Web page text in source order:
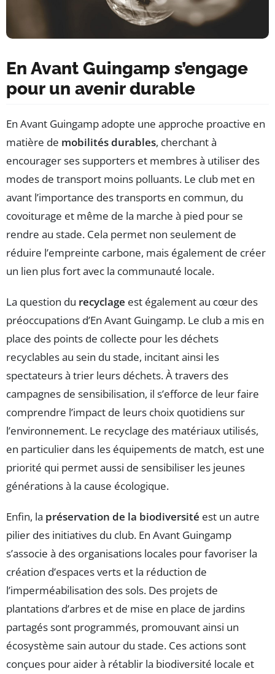
En Avant Guingamp s’engage
pour un avenir durable
En Avant Guingamp adopte une approche proactive en
matière de mobilités durables, cherchant à
encourager ses supporters et membres à utiliser des
modes de transport moins polluants. Le club met en
avant l’importance des transports en commun, du
covoiturage et même de la marche à pied pour se
rendre au stade. Cela permet non seulement de
réduire l’empreinte carbone, mais également de créer
un lien plus fort avec la communauté locale.
La question du recyclage est également au cœur des
préoccupations d’En Avant Guingamp. Le club a mis en
place des points de collecte pour les déchets
recyclables au sein du stade, incitant ainsi les
spectateurs à trier leurs déchets. À travers des
campagnes de sensibilisation, il s’efforce de leur faire
comprendre l’impact de leurs choix quotidiens sur
l’environnement. Le recyclage des matériaux utilisés,
en particulier dans les équipements de match, est une
priorité qui permet aussi de sensibiliser les jeunes
générations à la cause écologique.
Enfin, la préservation de la biodiversité est un autre
pilier des initiatives du club. En Avant Guingamp
s’associe à des organisations locales pour favoriser la
création d’espaces verts et la réduction de
l’imperméabilisation des sols. Des projets de
plantations d’arbres et de mise en place de jardins
partagés sont programmés, promouvant ainsi un
écosystème sain autour du stade. Ces actions sont
conçues pour aider à rétablir la biodiversité locale et